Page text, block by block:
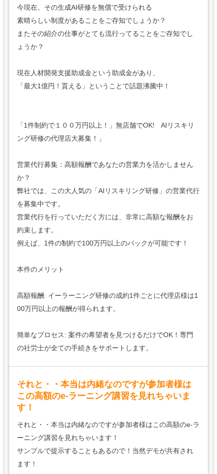
今現在、その生成AI研修を無償で受けられる
素晴らしい制度があることをご存知でしょうか？
またその紹介の仕事がとても流行ってることをご存知でし
ょうか？
現在人材開発支援助成金という助成金があり、
「最大1億円！貰える」ということで話題沸騰中！
「1件制約で１００万円以上！」無店舗でOK! AIリスキリ
ング研修の代理店大募集！」
営業代行募集：高額報酬であなたの営業力を活かしません
か？
弊社では、この大人気の「AIリスキリング研修」の営業代行
を募集中です。
営業代行を行っていただく方には、非常に高額な報酬をお
約束します。
例えば、1件の制約で100万円以上のバックが可能です！
本件のメリット
高額報酬: イーラーニング研修の成約1件ごとに代理店様は1
00万円以上の報酬が得られます。
簡単なプロセス: 案件の希望者を見つけるだけでOK！専門
の社労士が全ての手続きをサポートします。
それと・・本当は内緒なのですが参加者様は
この高額のe-ラーニング講習を見れちゃいま
す！
それと・・本当は内緒なのですが参加者様はこの高額のe-ラ
ーニング講習を見れちゃいます！
サンプルで提示することもあるので！当然デモが共有され
ます！